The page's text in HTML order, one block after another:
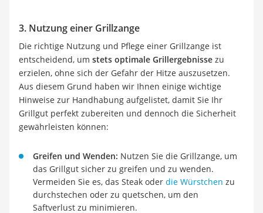
3. Nutzung einer Grillzange
Die richtige Nutzung und Pflege einer Grillzange ist
entscheidend, um stets optimale Grillergebnisse zu
erzielen, ohne sich der Gefahr der Hitze auszusetzen.
Aus diesem Grund haben wir Ihnen einige wichtige
Hinweise zur Handhabung aufgelistet, damit Sie Ihr
Grillgut perfekt zubereiten und dennoch die Sicherheit
gewährleisten können:
Greifen und Wenden: Nutzen Sie die Grillzange, um
das Grillgut sicher zu greifen und zu wenden.
Vermeiden Sie es, das Steak oder die Würstchen zu
durchstechen oder zu quetschen, um den
Saftverlust zu minimieren.